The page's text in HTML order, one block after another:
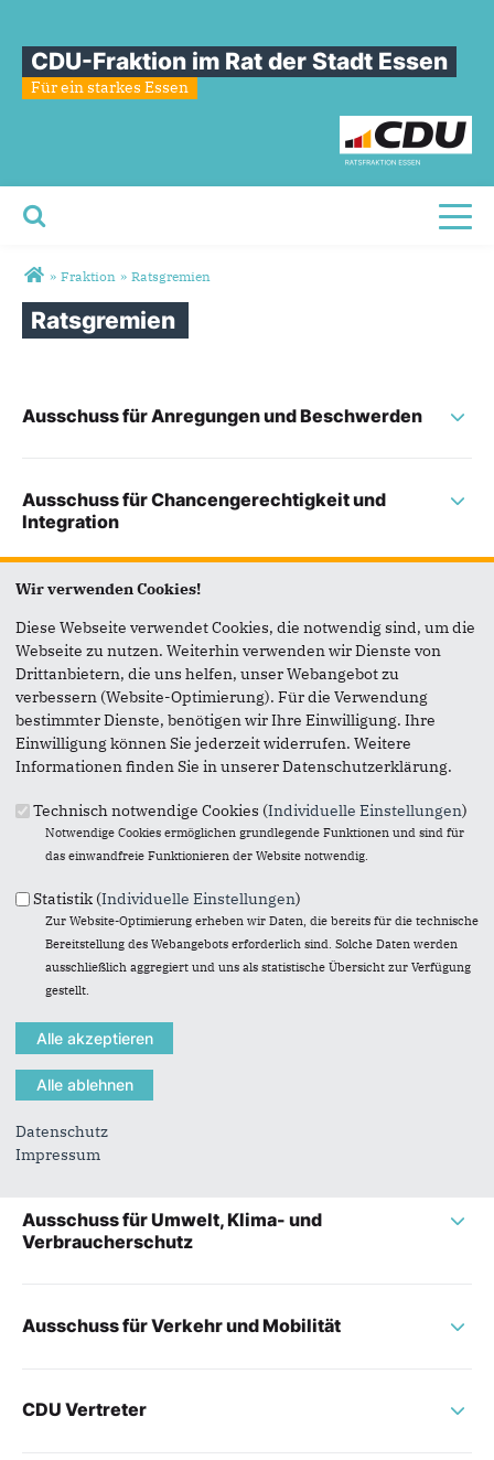
CDU-Fraktion im Rat der Stadt Essen
Für ein starkes Essen
Sie sind hier
» Fraktion » Ratsgremien
Ratsgremien
Ratsgremien
Ausschuss für Anregungen und Beschwerden
Ausschuss für Chancengerechtigkeit und
Integration
Essen
Ausschuss für Digitalisierung, Personal,
Organisation und Gleichstellung
Ausschuss für Recht, öffentliche Sicherheit
und Ordnung
Ausschuss für Schule und Bildung
Gesundheit
und Bauen
Ausschuss für Umwelt, Klima- und
Verbraucherschutz
Ausschuss für Verkehr und Mobilität
CDU Vertreter
Wir verwenden Cookies!
Diese Webseite verwendet Cookies, die notwendig sind, um die
Webseite zu nutzen. Weiterhin verwenden wir Dienste von
Drittanbietern, die uns helfen, unser Webangebot zu
verbessern (Website-Optimierung). Für die Verwendung
bestimmter Dienste, benötigen wir Ihre Einwilligung. Ihre
Einwilligung können Sie jederzeit widerrufen. Weitere
Informationen finden Sie in unserer Datenschutzerklärung.
Technisch notwendige Cookies (Individuelle Einstellungen)
Notwendige Cookies ermöglichen grundlegende Funktionen und sind für
das einwandfreie Funktionieren der Website notwendig.
Statistik (Individuelle Einstellungen)
Zur Website-Optimierung erheben wir Daten, die bereits für die technische
Bereitstellung des Webangebots erforderlich sind. Solche Daten werden
ausschließlich aggregiert und uns als statistische Übersicht zur Verfügung
gestellt.
Datenschutz
Impressum